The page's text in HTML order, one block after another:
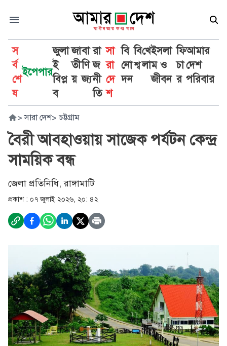
স
র্ব
শে
ষ
ইপেপার
জুলা
ই
বিপ্ল
ব
জা
তী
য়
বা
ণি
জ্য
রা
জ
নী
তি
সা
রা
দে
শ
বি
নো
দন
বি
শ্ব
খে
লা
ইসলা
ম ও
জীবন
ফি
চা
র
আমার
দেশ
পরিবার
> সারা দেশ> চট্টগ্রাম
বৈরী আবহাওয়ায় সাজেক পর্যটন কেন্দ্র
সাময়িক বন্ধ
জেলা প্রতিনিধি, রাঙ্গামাটি
প্রকাশ : ০৭ জুলাই ২০২৬, ২০: ৪২